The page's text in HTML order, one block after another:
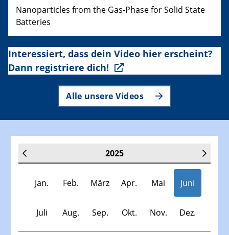
Nanoparticles from the Gas-Phase for Solid State
Batteries
Interessiert, dass dein Video hier erscheint?
Dann registriere dich!
Alle unsere Videos
2025
Jan. Feb. März Apr. Mai Juni
Juli Aug. Sep. Okt. Nov. Dez.